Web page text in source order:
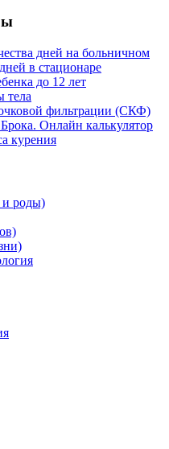
дней на больничном
в стационаре
до 12 лет
тела
фильтрации (СКФ)
Онлайн калькулятор
курения
и роды)